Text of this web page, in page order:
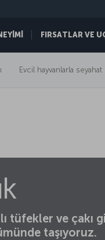
FIRSATLAR VE
Evcil hayvanlarla seyahat
tüfekler ve çakı
taşıyoruz.